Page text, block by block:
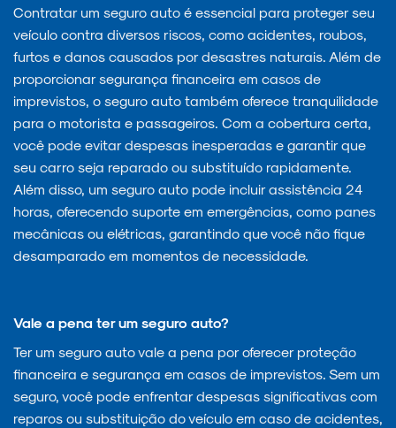
Contratar um seguro auto é essencial para proteger seu
veículo contra diversos riscos, como acidentes, roubos,
furtos e danos causados por desastres naturais. Além de
proporcionar segurança financeira em casos de
imprevistos, o seguro auto também oferece tranquilidade
para o motorista e passageiros. Com a cobertura certa,
você pode evitar despesas inesperadas e garantir que
seu carro seja reparado ou substituído rapidamente.
Além disso, um seguro auto pode incluir assistência 24
horas, oferecendo suporte em emergências, como panes
mecânicas ou elétricas, garantindo que você não fique
desamparado em momentos de necessidade.
Vale a pena ter um seguro auto?
Ter um seguro auto vale a pena por oferecer proteção
financeira e segurança em casos de imprevistos. Sem um
seguro, você pode enfrentar despesas significativas com
reparos ou substituição do veículo em caso de acidentes,